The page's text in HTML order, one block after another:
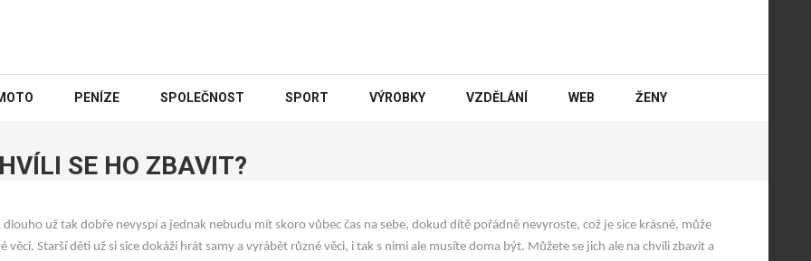
PENÍZE SPOLEČNOST SPORT VÝROBKY VZDĚLÁNÍ WEB ŽENY
SE HO ZBAVIT?
dlouho už tak dobře nevyspí a jednak nebudu mít skoro vůbec čas na sebe, dokud dítě pořádně nevyroste, což je sice krásné, může
Starší děti už si sice dokáží hrát samy a vyrábět různé věci, i tak s nimi ale musíte doma být. Můžete se jich ale na chvíli zbavit a